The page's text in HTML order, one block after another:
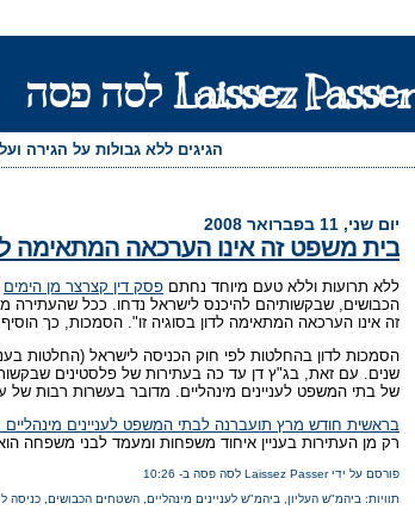
Laissez Passer לסה פסה
הגיגים ללא גבולות על הגירה
יום שני, 11 בפברואר 2008
בית משפט זה אינו הערכאה המתאימה
ללא תרועות וללא טעם מיוחד נחתם פסק דין קצרצר מן הימים
הכבושים, שבקשותיהם להיכנס לישראל נדחו. ככל
זה אינו הערכאה המתאימה לדון בסוגיה זו". הסמכות, כך
הסמכות לדון בהחלטות לפי חוק הכניסה לישראל (החלטות
שנים. עם זאת, בג"ץ דן עד כה בעתירות של פלסטינים
של בתי המשפט לעניינים מינהליים. מדובר בעשרות רבות של
בראשית חודש מרץ תועברנה לבתי המשפט לעניינים מינהליים
רק מן העתירות בעניין איחוד משפחות ומעמד לבני משפחה
פורסם על ידי Laissez Passer לסה פסה ב- 10:26
תוויות: ביהמ"ש העליון, ביהמ"ש לעניינים מינהליים, השטחים הכבושים, כניסה